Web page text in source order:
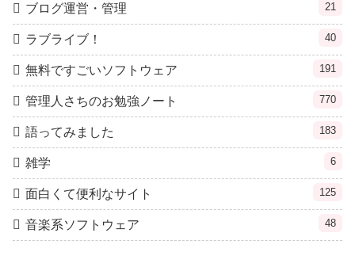
ブログ運営・管理 21
ラブライブ！ 40
無料ですごいソフトウェア 191
管理人さちのお勉強ノート 770
語ってみました 183
雑学 6
面白くて便利なサイト 125
音楽系ソフトウェア 48